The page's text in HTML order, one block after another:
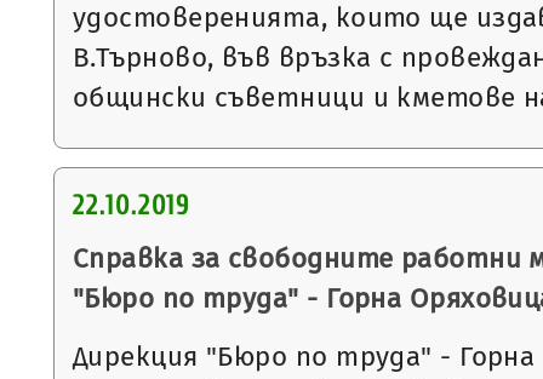
удостоверенията, които ще
В.Търново, във връзка с
общински съветници и кметове
22.10.2019
Справка за свободните работни
"Бюро по труда" - Горна
Дирекция "Бюро по труда" -